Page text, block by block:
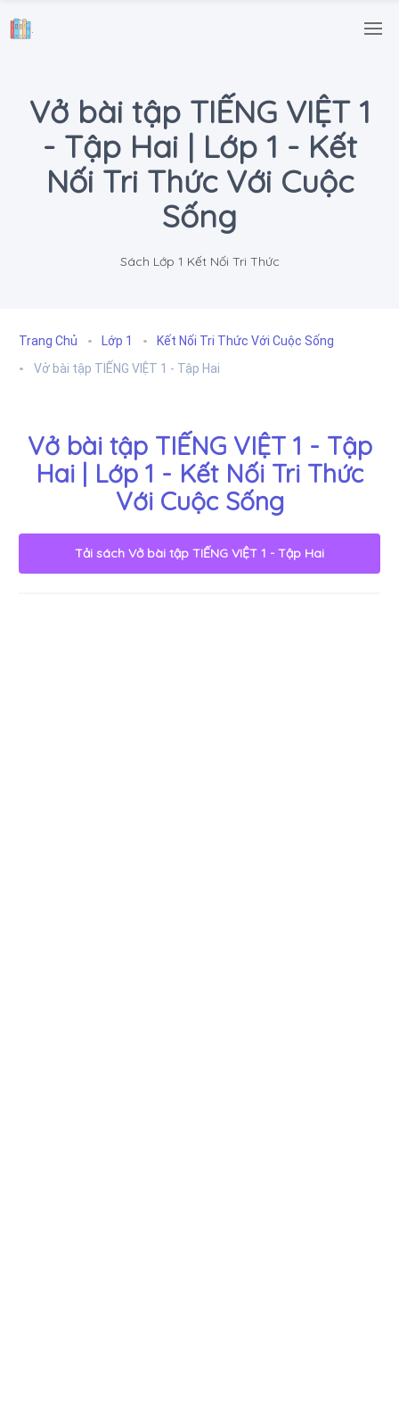
.
Vở bài tập TIẾNG VIỆT 1
- Tập Hai | Lớp 1 - Kết
Nối Tri Thức Với Cuộc
Sống
Sách Lớp 1 Kết Nối Tri Thức
Trang Chủ Lớp 1
Kết Nối Tri Thức Với Cuộc Sống
Vở bài tập TIẾNG VIỆT 1 - Tập Hai
Vở bài tập TIẾNG VIỆT 1 - Tập
Hai | Lớp 1 - Kết Nối Tri Thức
Với Cuộc Sống
Tải sách Vở bài tập TIẾNG VIỆT 1 - Tập Hai